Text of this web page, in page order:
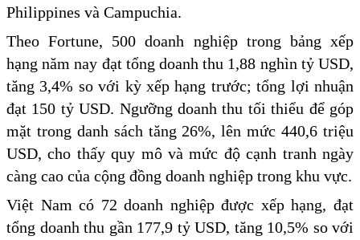
Philippines và Campuchia.
Theo Fortune, 500 doanh nghiệp trong bảng xếp
hạng năm nay đạt tổng doanh thu 1,88 nghìn tỷ USD,
tăng 3,4% so với kỳ xếp hạng trước; tổng lợi nhuận
đạt 150 tỷ USD. Ngưỡng doanh thu tối thiểu để góp
mặt trong danh sách tăng 26%, lên mức 440,6 triệu
USD, cho thấy quy mô và mức độ cạnh tranh ngày
càng cao của cộng đồng doanh nghiệp trong khu vực.
Việt Nam có 72 doanh nghiệp được xếp hạng, đạt
tổng doanh thu gần 177,9 tỷ USD, tăng 10,5% so với